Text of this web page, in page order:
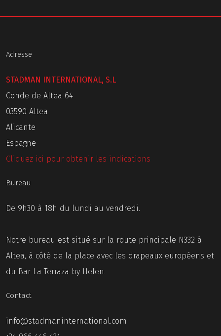
Adresse
STADMAN INTERNATIONAL, S.L
Conde de Altea 64
03590 Altea
Alicante
Espagne
Cliquez ici pour obtenir les indications
Bureau
De 9h30 à 18h du lundi au vendredi.
Notre bureau est situé sur la route principale N332 à
Altea, à côté de la place avec les drapeaux européens et
du Bar La Terraza by Helen.
Contact
info@stadmaninternational.com